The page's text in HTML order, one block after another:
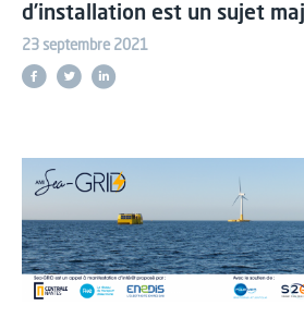
d’installation est un sujet
23 septembre 2021